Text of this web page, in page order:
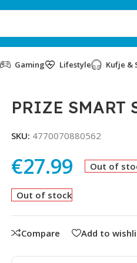
Gaming Lifestyle Kufje &
PRIZE SMART
SKU: 4770070880562
€27.99 Out of
Out of stock
Compare Add to